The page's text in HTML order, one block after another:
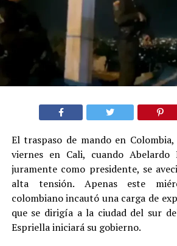
El traspaso de mando en
viernes en Cali, cuando
juramente como presidente, se
alta tensión. Apenas este
colombiano incautó una carga de
que se dirigía a la ciudad del sur
Espriella iniciará su gobierno.